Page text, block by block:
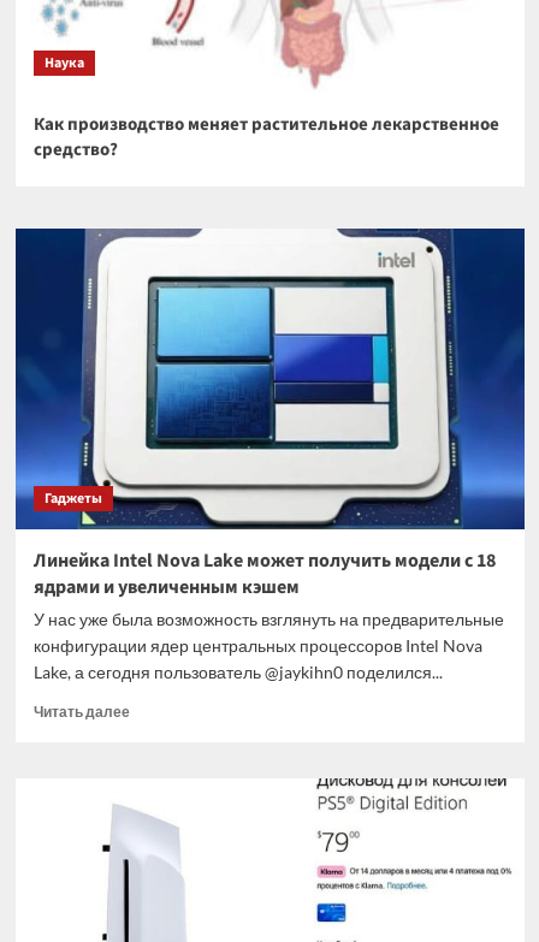
Наука
Как производство меняет растительное лекарственное
средство?
Гаджеты
Линейка Intel Nova Lake может получить модели с 18
ядрами и увеличенным кэшем
У нас уже была возможность взглянуть на предварительные
конфигурации ядер центральных процессоров Intel Nova
Lake, а сегодня пользователь @jaykihn0 поделился...
Читать далееПрочитать
Nova
может